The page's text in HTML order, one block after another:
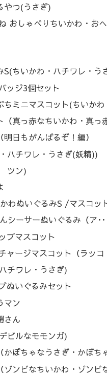
やつ(うさぎ)
おしゃべりちいかわ・お
ちいかわ・ハチワレ・う
ッジ3個セット
ちミニマスコット(ちいか
真っ赤なちいかわ・真っ
日もがんばるぞ！編）
ハチワレ・うさぎ(妖精))
ツン)
わぬいぐるみS /マスコッ
ーサーぬいぐるみ（ア･･
プマスコット
ャージマスコット（ラッコ
チワレ・うさぎ)
ぬいぐるみセット
マン
さん
ビルなモモンガ)
ぼちゃなうさぎ・かぼち
ンビなちいかわ・ゾンビ